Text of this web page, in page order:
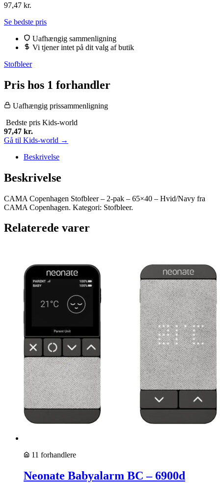
97,47 kr.
Se bedste pris
Uafhængig sammenligning
Vi tjener intet på dit valg af butik
Stofbleer
Pris hos 1 forhandler
Uafhængig prissammenligning
Bedste pris Kids-world
97,47 kr.
Gå til Kids-world →
Beskrivelse
Beskrivelse
CAMA Copenhagen Stofbleer – 2-pak – 65×40 – Hvid/Navy fra
CAMA Copenhagen. Kategori: Stofbleer.
Relaterede varer
11 forhandlere
Neonate Babyalarm BC – 6900d